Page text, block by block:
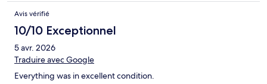
Avis vérifié
10/10 Exceptionnel
5 avr. 2026
Traduire avec Google
Everything was in excellent condition.